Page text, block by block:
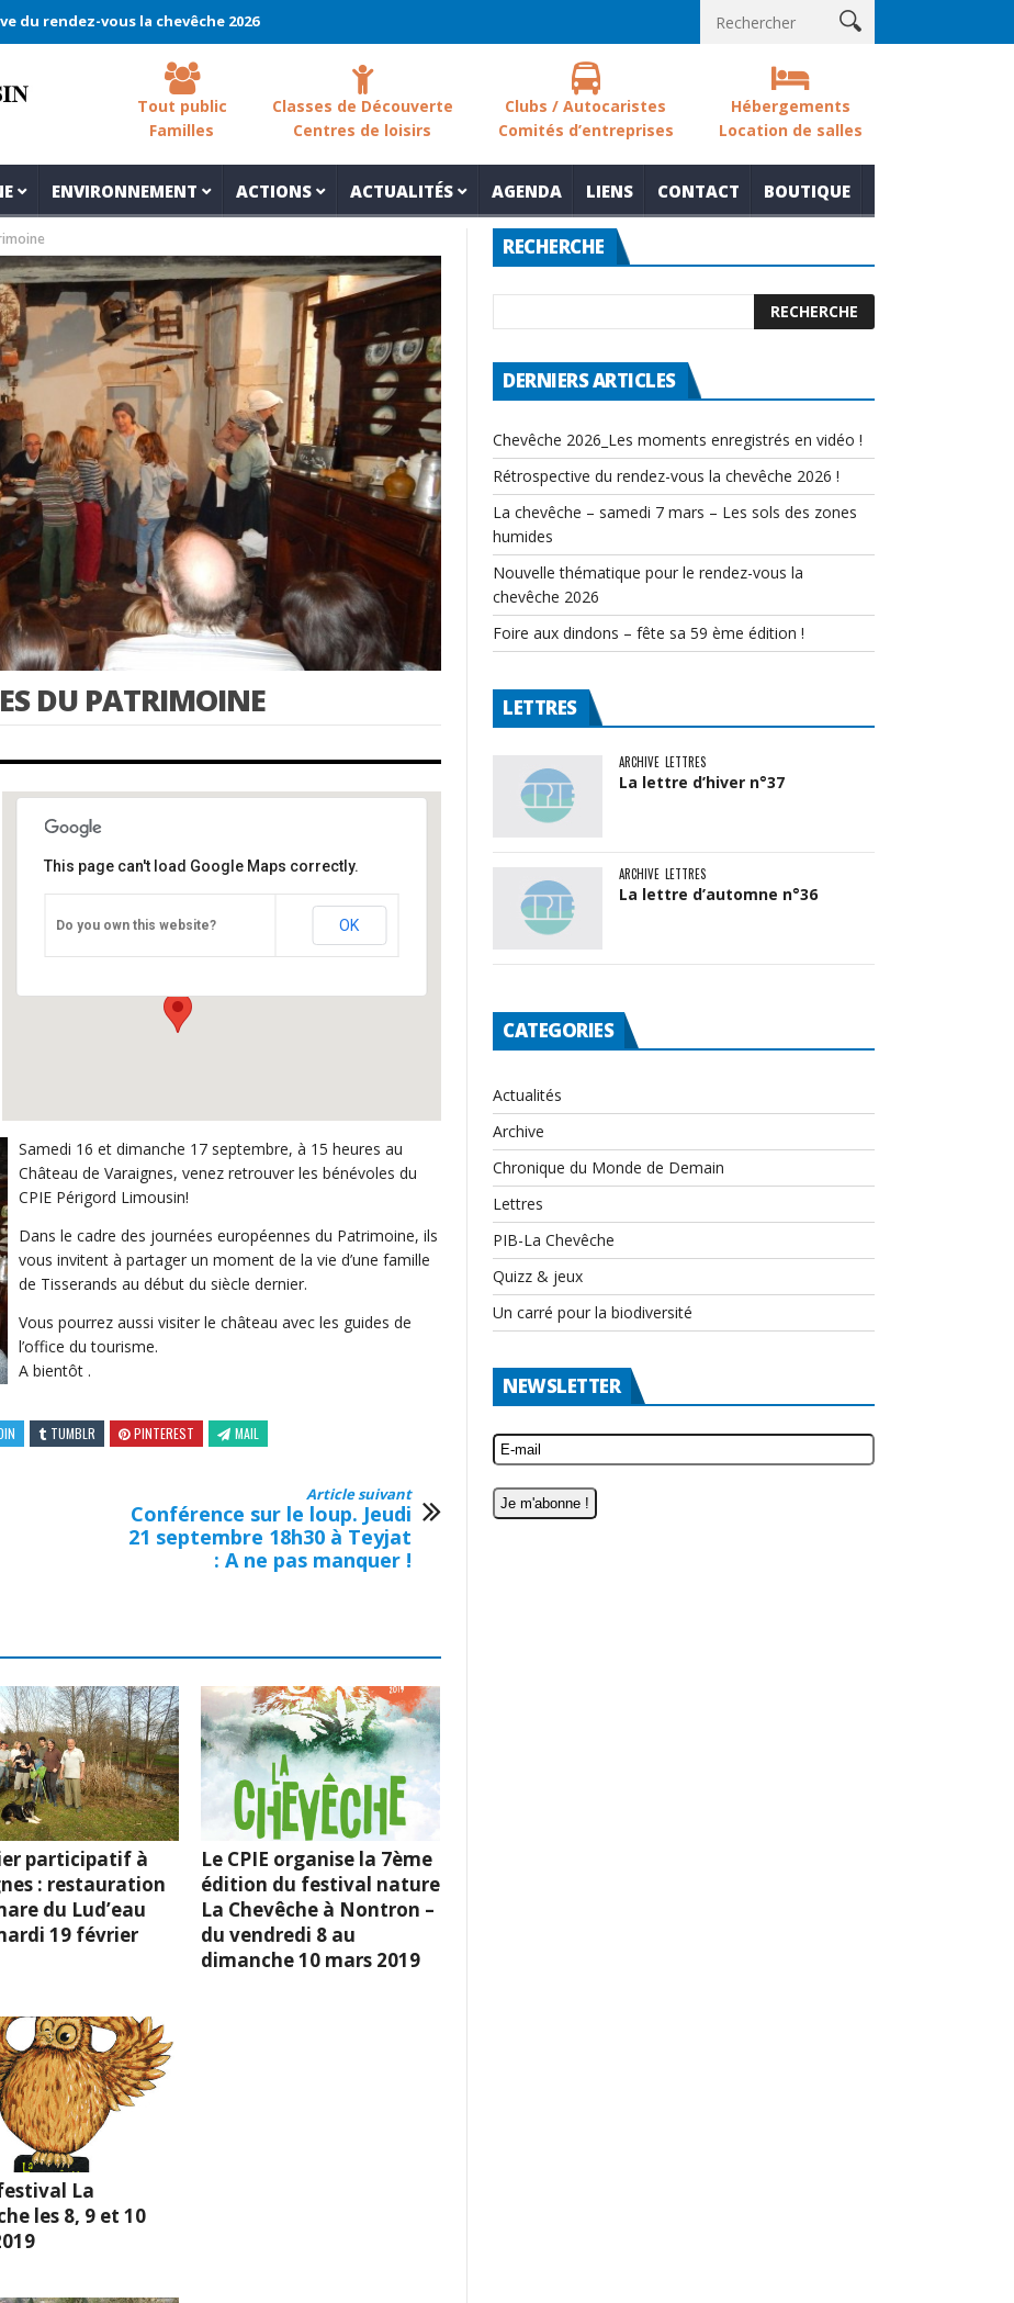
vous la chevêche 2026 ! La chevêche – samedi 7 mars – Les sols des zones humides Nouvelle thématique pour le rendez-vous la
Tout public
Familles
Classes de Découverte
Centres de loisirs
Clubs / Autocaristes
Comités d’entreprises
Hébergements
Location de salles
ENVIRONNEMENT ACTIONS ACTUALITÉS AGENDA LIENS CONTACT BOUTIQUE
DU PATRIMOINE
Château de Varaignes
Château - Varaignes
This page can't load Google Maps correctly.
Do you own this website? OK
Samedi 16 et dimanche 17 septembre, à 15 heures au
Château de Varaignes, venez retrouver les bénévoles du
CPIE Périgord Limousin!
Dans le cadre des journées européennes du Patrimoine, ils
vous invitent à partager un moment de la vie d’une famille
de Tisserands au début du siècle dernier.
Vous pourrez aussi visiter le château avec les guides de
l’office du tourisme.
A bientôt .
TUMBLR PINTEREST MAIL
Article suivant
Conférence sur le loup. Jeudi
21 septembre 18h30 à Teyjat
: A ne pas manquer !
participatif à
: restauration
du Lud’eau
19 février
Le CPIE organise la 7ème
édition du festival nature
La Chevêche à Nontron –
du vendredi 8 au
dimanche 10 mars 2019
La
les 8, 9 et 10
RECHERCHE
DERNIERS ARTICLES
Chevêche 2026_Les moments enregistrés en vidéo !
Rétrospective du rendez-vous la chevêche 2026 !
La chevêche – samedi 7 mars – Les sols des zones
humides
Nouvelle thématique pour le rendez-vous la
chevêche 2026
Foire aux dindons – fête sa 59 ème édition !
LETTRES
ARCHIVE LETTRES
La lettre d’hiver n°37
ARCHIVE LETTRES
La lettre d’automne n°36
CATEGORIES
Actualités
Archive
Chronique du Monde de Demain
Lettres
PIB-La Chevêche
Quizz & jeux
Un carré pour la biodiversité
NEWSLETTER